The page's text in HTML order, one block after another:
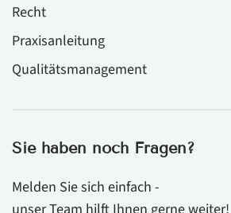
Recht
Praxisanleitung
Qualitätsmanagement
Sie haben noch Fragen?
Melden Sie sich einfach -
unser Team hilft Ihnen gerne weiter!